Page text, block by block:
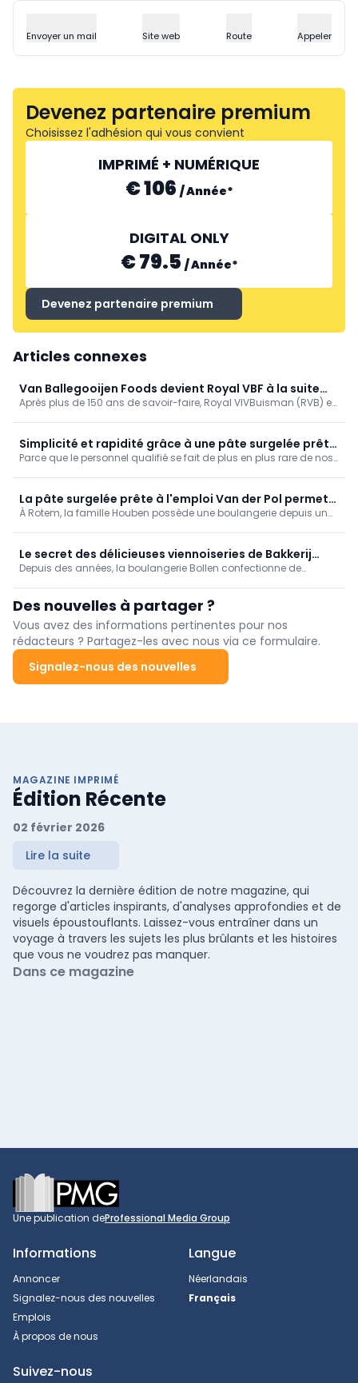
Envoyer un mail Site web Route Appeler
Devenez partenaire premium
Choisissez l'adhésion qui vous convient
IMPRIMÉ + NUMÉRIQUE
€ 106 /Année*
DIGITAL ONLY
€ 79.5 /Année*
Devenez partenaire premium
Articles connexes
Van Ballegooijen Foods devient Royal VBF à la suite
d'une fusion
Après plus de 150 ans de savoir-faire, Royal VIVBuisman (RVB) et
un nom puissant : Koninklijke Van Ballegooijen Foods - Royal VBF.
Simplicité et rapidité grâce à une pâte surgelée prête
à l'emploi
Parce que le personnel qualifié se fait de plus en plus rare de nos
pâte surgelée de Van Der Pol. Ses clients ont adoré le goût de
cette pâte feuilletée au beurre.
La pâte surgelée prête à l'emploi Van der Pol permet
de gagner du temps
À Rotem, la famille Houben possède une boulangerie depuis un
ainsi un certain nombre d'étapes dans le processus de
production, ce qui lui permet de gagner du temps et de l'espace
pour ses autres tâches de cuisson.
Le secret des délicieuses viennoiseries de Bakkerij
Bollen
Depuis des années, la boulangerie Bollen confectionne de
tolerant' offre de nombreux avantages ...
Des nouvelles à partager ?
Vous avez des informations pertinentes pour nos
rédacteurs ? Partagez-les avec nous via ce formulaire.
Signalez-nous des nouvelles
MAGAZINE IMPRIMÉ
Édition Récente
02 février 2026
Lire la suite
Découvrez la dernière édition de notre magazine, qui
regorge d'articles inspirants, d'analyses approfondies et de
visuels époustouflants. Laissez-vous entraîner dans un
voyage à travers les sujets les plus brûlants et les histoires
que vous ne voudrez pas manquer.
Dans ce magazine
Footer
Une publication deProfessional Media Group
Informations
Annoncer
Signalez-nous des nouvelles
Emplois
À propos de nous
Langue
Néerlandais
Français
Suivez-nous